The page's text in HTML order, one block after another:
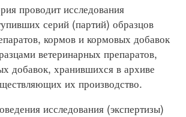
проводит исследования
серий (партий) образцов
кормов и кормовых добавок
ветеринарных препаратов,
добавок, хранившихся в архиве
их производство.
исследования (экспертизы)